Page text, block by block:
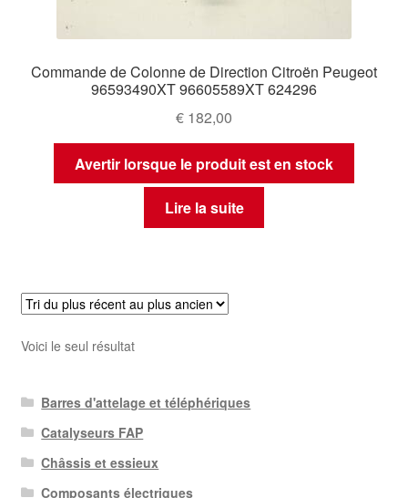
Commande de Colonne de Direction Citroën Peugeot
96593490XT 96605589XT 624296
€ 182,00
Avertir lorsque le produit est en stock
Lire la suite
Voici le seul résultat
Barres d'attelage et téléphériques
Catalyseurs FAP
Châssis et essieux
Composants électriques